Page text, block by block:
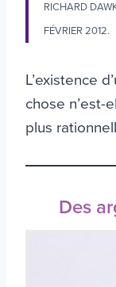
RICHARD
FÉVRIER 2012.
L’existence
chose n’est-
plus
Des